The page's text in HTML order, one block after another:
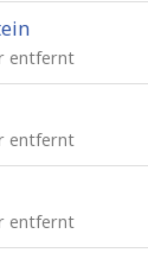
entfernt
entfernt
entfernt